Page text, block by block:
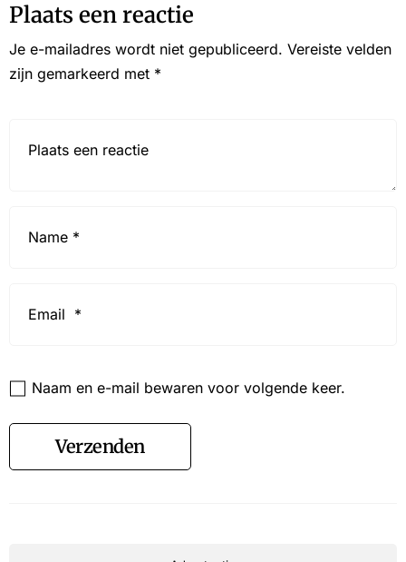
Plaats een reactie
Je e-mailadres wordt niet gepubliceerd. Vereiste velden
zijn gemarkeerd met *
Naam en e-mail bewaren voor volgende keer.
Verzenden